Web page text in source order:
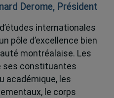
Derome, Président
internationales
pôle d’excellence bien
montréalaise. Les
ses constituantes
académique, les
le corps